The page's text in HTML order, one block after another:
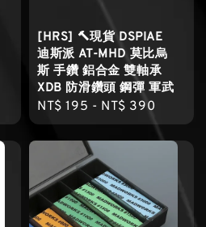
[HRS] 🔨現貨 DSPIAE
迪斯派 AT-MHD 莫比烏
斯 手鑽 鋁合金 雙軸承
XDB 防滑鑽頭 鋼彈 軍武
Regular
price
NT$ 195 - NT$ 390